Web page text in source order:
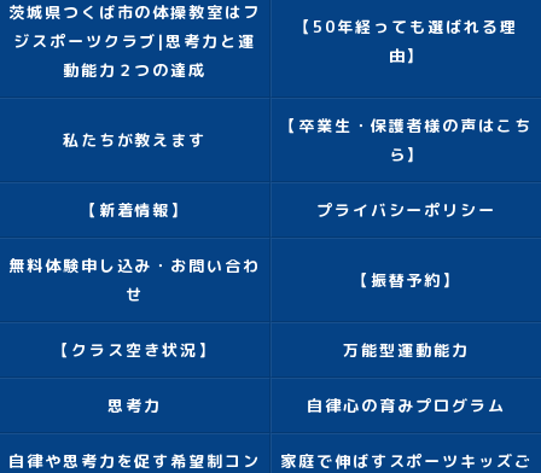
茨城県つくば市の体操教室はフ
ジスポーツクラブ|思考力と運
動能力２つの達成
【50年経っても選ばれる理
由】
私たちが教えます
【卒業生・保護者様の声はこち
ら】
【新着情報】 プライバシーポリシー
無料体験申し込み・お問い合わ
せ
【振替予約】
【クラス空き状況】 万能型運動能力
思考力 自律心の育みプログラム
自律や思考力を促す希望制コン
家庭で伸ばすスポーツキッズご